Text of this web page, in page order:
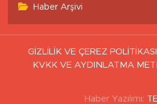
Haber Arşivi
GİZLİLİK VE ÇEREZ POLİTİKASI
KVKK VE AYDINLATMA
Haber Yazılımı: